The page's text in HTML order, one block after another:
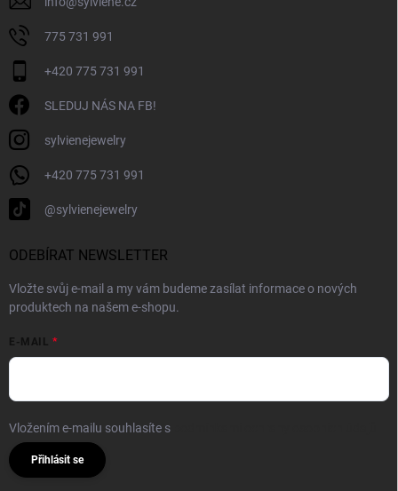
775 731 991
+420 775 731 991
SLEDUJ NÁS NA FB!
sylvienejewelry
+420 775 731 991
@sylvienejewelry
ODEBÍRAT NEWSLETTER
Vložte svůj e-mail a my vám budeme zasílat informace o nových
produktech na našem e-shopu.
E-MAIL
Vložením e-mailu souhlasíte s
Přihlásit se